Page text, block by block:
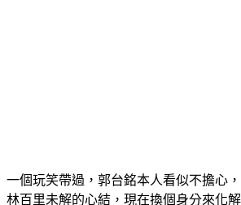
一個玩笑帶過，郭台銘本人看似不擔心
林百里未解的心結，現在換個身分來化解